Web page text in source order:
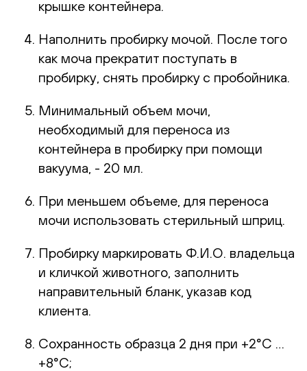
крышке контейнера.
Наполнить пробирку мочой. После того
как моча прекратит поступать в
пробирку, снять пробирку с пробойника.
Минимальный объем мочи,
необходимый для переноса из
контейнера в пробирку при помощи
вакуума, - 20 мл.
При меньшем объеме, для переноса
мочи использовать стерильный шприц.
Пробирку маркировать Ф.И.О. владельца
и кличкой животного, заполнить
направительный бланк, указав код
клиента.
Сохранность образца 2 дня при +2°С …
+8°С;